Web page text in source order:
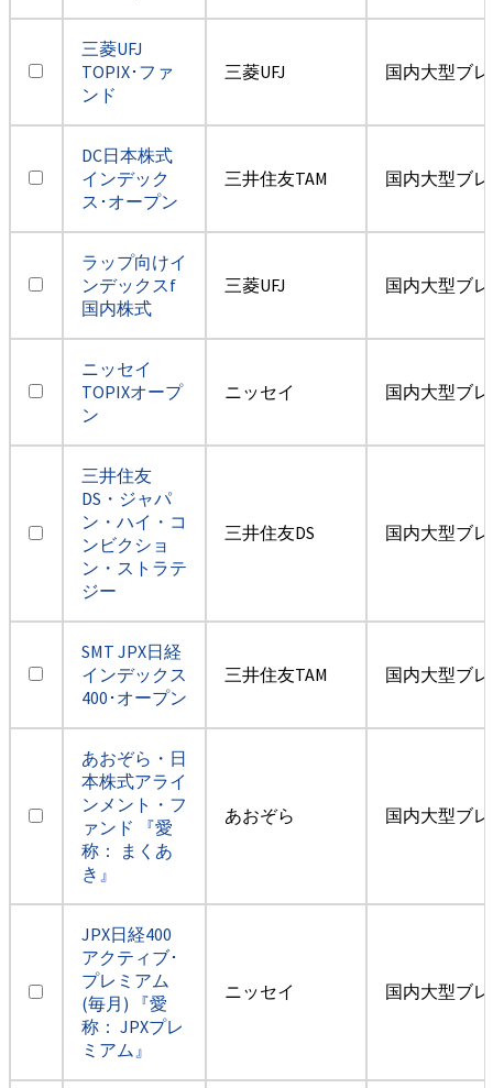
三菱UFJ
TOPIX･ファ
ンド
三菱UFJ 国内大型ブ
DC日本株式
インデック
ス･オープン
三井住友TAM 国内大型ブ
ラップ向けイ
ンデックスf
国内株式
三菱UFJ 国内大型ブ
ニッセイ
TOPIXオープ
ン
ニッセイ 国内大型ブ
三井住友
DS・ジャパ
ン・ハイ・コ
ンビクショ
ン・ストラテ
ジー
三井住友DS 国内大型ブ
SMT JPX日経
インデックス
400･オープン
三井住友TAM 国内大型ブ
あおぞら・日
本株式アライ
ンメント・フ
ァンド 『愛
称： まくあ
き』
あおぞら 国内大型ブ
JPX日経400
アクティブ･
プレミアム
(毎月) 『愛
称： JPXプレ
ミアム』
ニッセイ 国内大型ブ